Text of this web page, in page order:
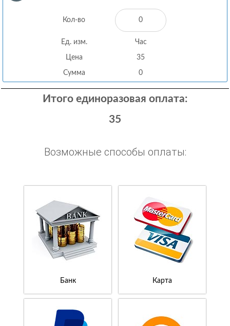
Кол-во
Ед. изм. Час
Цена 35
Сумма 0
Итого единоразовая оплата:
35
Возможные способы оплаты:
Банк Карта